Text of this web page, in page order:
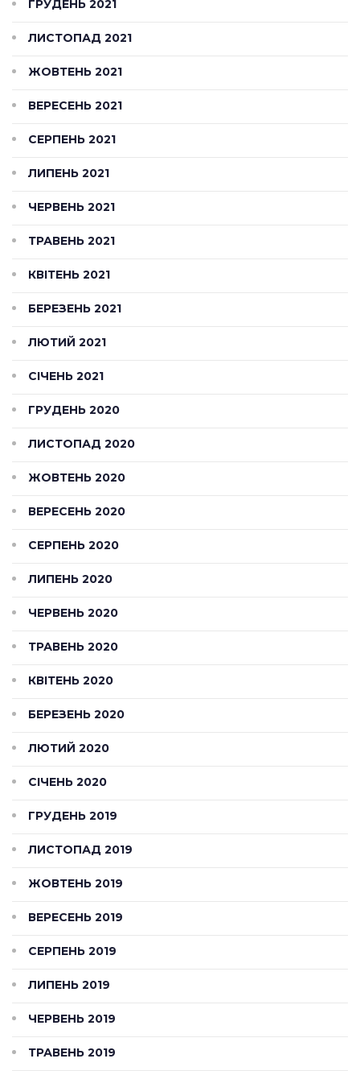
ГРУДЕНЬ 2021
ЛИСТОПАД 2021
ЖОВТЕНЬ 2021
ВЕРЕСЕНЬ 2021
СЕРПЕНЬ 2021
ЛИПЕНЬ 2021
ЧЕРВЕНЬ 2021
ТРАВЕНЬ 2021
КВІТЕНЬ 2021
БЕРЕЗЕНЬ 2021
ЛЮТИЙ 2021
СІЧЕНЬ 2021
ГРУДЕНЬ 2020
ЛИСТОПАД 2020
ЖОВТЕНЬ 2020
ВЕРЕСЕНЬ 2020
СЕРПЕНЬ 2020
ЛИПЕНЬ 2020
ЧЕРВЕНЬ 2020
ТРАВЕНЬ 2020
КВІТЕНЬ 2020
БЕРЕЗЕНЬ 2020
ЛЮТИЙ 2020
СІЧЕНЬ 2020
ГРУДЕНЬ 2019
ЛИСТОПАД 2019
ЖОВТЕНЬ 2019
ВЕРЕСЕНЬ 2019
СЕРПЕНЬ 2019
ЛИПЕНЬ 2019
ЧЕРВЕНЬ 2019
ТРАВЕНЬ 2019